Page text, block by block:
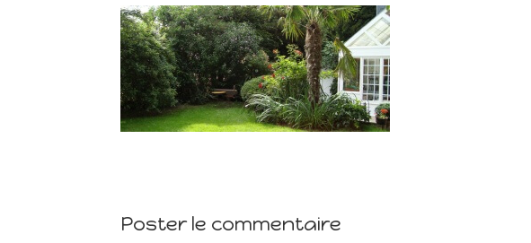
Poster le commentaire